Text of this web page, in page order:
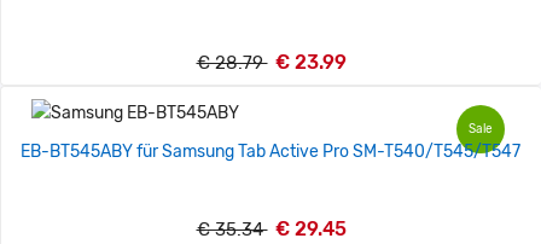
€ 28.79 € 23.99
Sale
EB-BT545ABY für Samsung Tab Active Pro SM-T540/T545/T547
€ 35.34 € 29.45